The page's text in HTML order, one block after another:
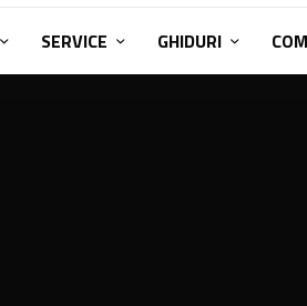
SERVICE GHIDURI